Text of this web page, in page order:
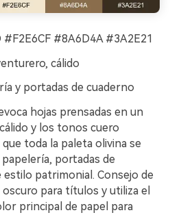
#8A6D4A #3A2E21
cálido
y portadas de cuaderno
hojas prensadas en un
y los tonos cuero
toda la paleta olivina se
portadas de
patrimonial. Consejo de
para títulos y utiliza el
principal de papel para